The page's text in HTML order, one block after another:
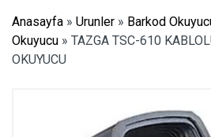
Anasayfa » Urunler » Barkod
Okuyucu » TAZGA TSC-610
OKUYUCU